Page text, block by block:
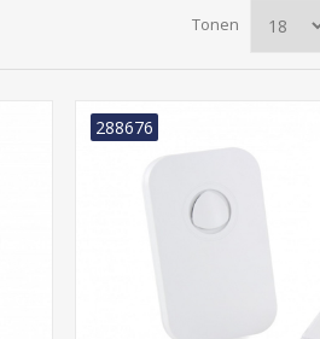
Tonen
288676